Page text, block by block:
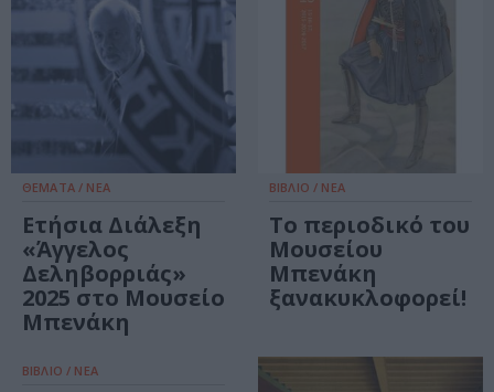
ΘΕΜΑΤΑ / ΝΕΑ
Ετήσια Διάλεξη
«Άγγελος
Δεληβορριάς»
2025 στο Μουσείο
Μπενάκη
ΒΙΒΛΙΟ / ΝΕΑ
Το περιοδικό του
Μουσείου
Μπενάκη
ξανακυκλοφορεί!
ΒΙΒΛΙΟ / ΝΕΑ